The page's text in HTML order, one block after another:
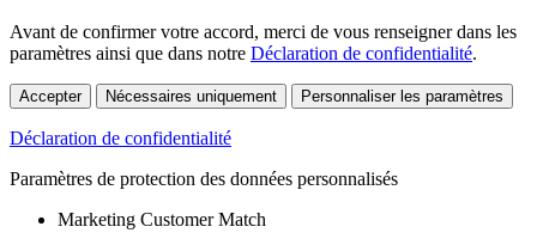
Avant de confirmer votre accord, merci de vous renseigner dans les
paramètres ainsi que dans notre Déclaration de confidentialité.
Accepter Nécessaires uniquement Personnaliser les paramètres
Déclaration de confidentialité
Paramètres de protection des données personnalisés
Marketing Customer Match